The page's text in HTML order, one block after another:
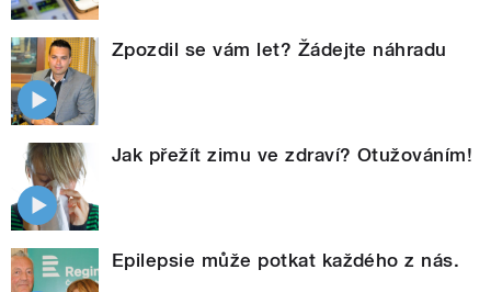
Zpozdil se vám let? Žádejte náhradu
Jak přežít zimu ve zdraví? Otužováním!
Epilepsie může potkat každého z nás.